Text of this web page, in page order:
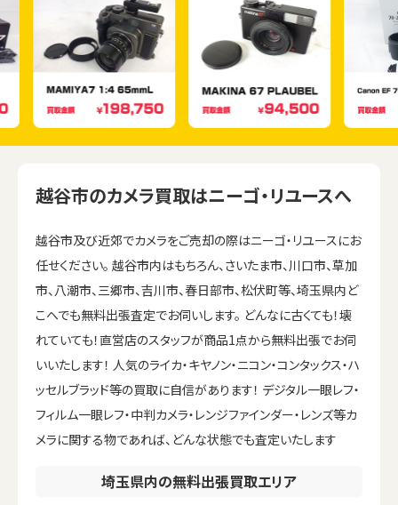
越谷市のカメラ買取はニーゴ・リユースへ
越谷市及び近郊でカメラをご売却の際はニーゴ・リユースにお
任せください。 越谷市内はもちろん、さいたま市、川口市、草加
市、八潮市、三郷市、吉川市、春日部市、松伏町等、埼玉県内ど
こへでも無料出張査定でお伺いします。 どんなに古くても！壊
れていても！直営店のスタッフが商品1点から無料出張でお伺
いいたします！ 人気のライカ・キヤノン・ニコン・コンタックス・ハ
ッセルブラッド等の買取に自信があります！ デジタル一眼レフ・
フィルム一眼レフ・中判カメラ・レンジファインダー・レンズ等カ
メラに関する物であれば、どんな状態でも査定いたします
埼玉県内の無料出張買取エリア